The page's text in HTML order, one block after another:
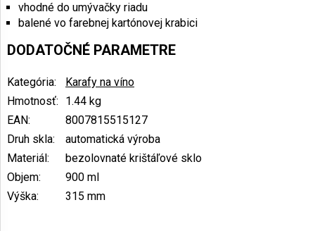
vhodné do umývačky riadu
balené vo farebnej kartónovej krabici
DODATOČNÉ PARAMETRE
Kategória:
Karafy na víno
Hmotnosť:
1.44 kg
EAN:
8007815515127
Druh skla:
automatická výroba
Materiál:
bezolovnaté krištáľové sklo
Objem:
900 ml
Výška: 315 mm